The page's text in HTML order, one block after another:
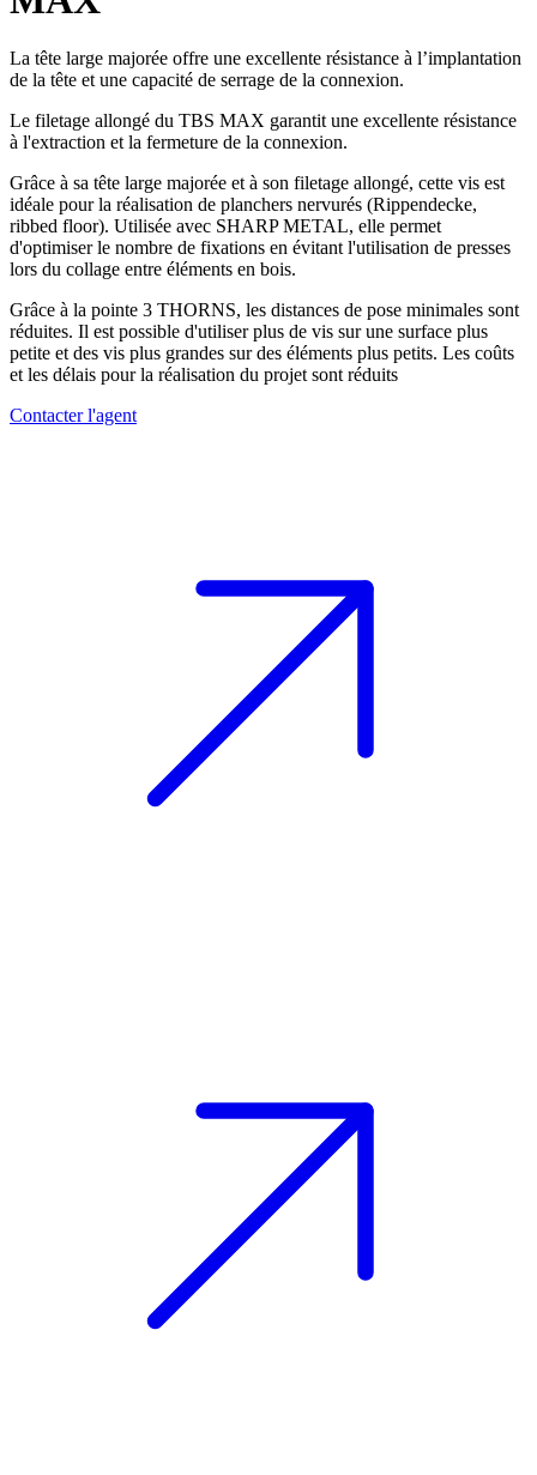
La tête large majorée offre une excellente résistance à l’implantation
de la tête et une capacité de serrage de la connexion.
Le filetage allongé du TBS MAX garantit une excellente résistance
à l'extraction et la fermeture de la connexion.
Grâce à sa tête large majorée et à son filetage allongé, cette vis est
idéale pour la réalisation de planchers nervurés (Rippendecke,
ribbed floor). Utilisée avec SHARP METAL, elle permet
d'optimiser le nombre de fixations en évitant l'utilisation de presses
lors du collage entre éléments en bois.
Grâce à la pointe 3 THORNS, les distances de pose minimales sont
réduites. Il est possible d'utiliser plus de vis sur une surface plus
petite et des vis plus grandes sur des éléments plus petits. Les coûts
et les délais pour la réalisation du projet sont réduits
Contacter l'agent